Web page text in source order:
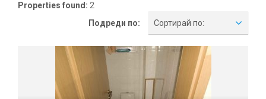
Properties found: 2
Подреди по:
Сортирай по: